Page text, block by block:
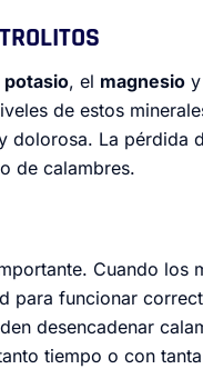
potasio, el magnesio
de estos
dolorosa. La pérdida
de calambres.
Cuando los
para funcionar
desencadenar
tiempo o con